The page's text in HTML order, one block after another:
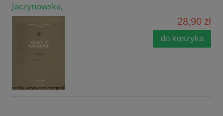
Jaczynowska,
28,90 zł
do koszyka